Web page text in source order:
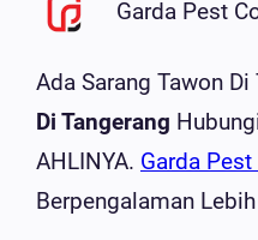
Garda Pest
Ada Sarang Tawon
Di Tangerang
AHLINYA. Garda
Berpengalaman